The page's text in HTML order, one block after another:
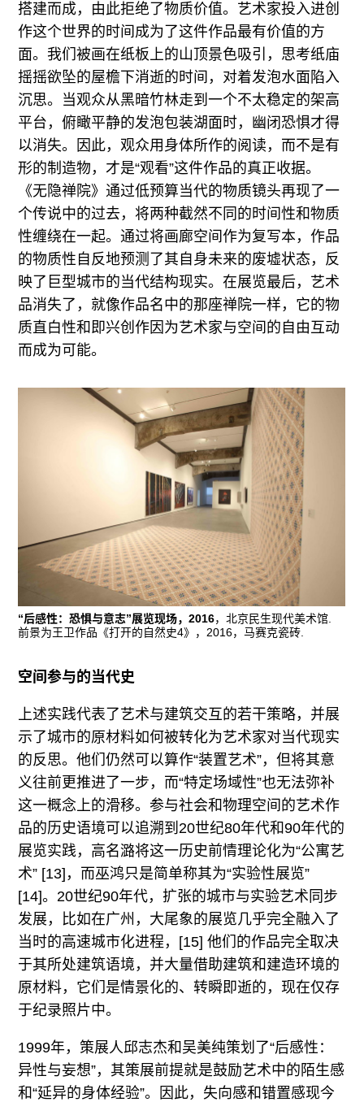
搭建而成，由此拒绝了物质价值。艺术家投入进创
作这个世界的时间成为了这件作品最有价值的方
面。我们被画在纸板上的山顶景色吸引，思考纸庙
摇摇欲坠的屋檐下消逝的时间，对着发泡水面陷入
沉思。当观众从黑暗竹林走到一个不太稳定的架高
平台，俯瞰平静的发泡包装湖面时，幽闭恐惧才得
以消失。因此，观众用身体所作的阅读，而不是有
形的制造物，才是“观看”这件作品的真正收据。
《无隐禅院》通过低预算当代的物质镜头再现了一
个传说中的过去，将两种截然不同的时间性和物质
性缠绕在一起。通过将画廊空间作为复写本，作品
的物质性自反地预测了其自身未来的废墟状态，反
映了巨型城市的当代结构现实。在展览最后，艺术
品消失了，就像作品名中的那座禅院一样，它的物
质直白性和即兴创作因为艺术家与空间的自由互动
而成为可能。
“后感性：恐惧与意志”展览现场，2016，北京民生现代美术馆.
前景为王卫作品《打开的自然史4》，2016，马赛克瓷砖.
空间参与的当代史
上述实践代表了艺术与建筑交互的若干策略，并展
示了城市的原材料如何被转化为艺术家对当代现实
的反思。他们仍然可以算作“装置艺术”，但将其意
义往前更推进了一步，而“特定场域性”也无法弥补
这一概念上的滑移。参与社会和物理空间的艺术作
品的历史语境可以追溯到20世纪80年代和90年代的
展览实践，高名潞将这一历史前情理论化为“公寓艺
术” [13]，而巫鸿只是简单称其为“实验性展览”
[14]。20世纪90年代，扩张的城市与实验艺术同步
发展，比如在广州，大尾象的展览几乎完全融入了
当时的高速城市化进程，[15] 他们的作品完全取决
于其所处建筑语境，并大量借助建筑和建造环境的
原材料，它们是情景化的、转瞬即逝的，现在仅存
于纪录照片中。
1999年，策展人邱志杰和吴美纯策划了“后感性：
异性与妄想”，其策展前提就是鼓励艺术中的陌生感
和“延异的身体经验”。因此，失向感和错置感现今